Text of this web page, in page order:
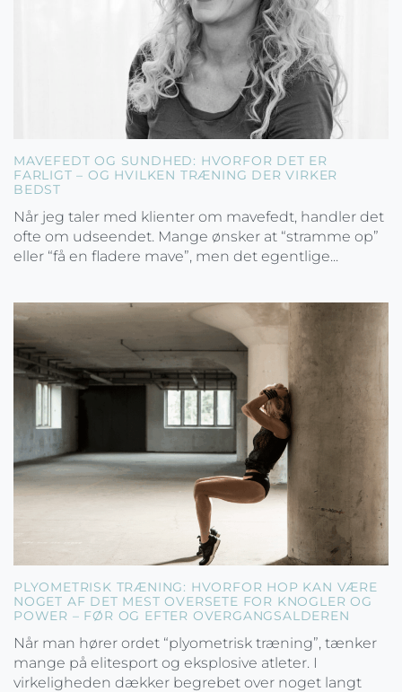
MAVEFEDT OG SUNDHED: HVORFOR DET ER
FARLIGT – OG HVILKEN TRÆNING DER VIRKER
BEDST
Når jeg taler med klienter om mavefedt, handler det
ofte om udseendet. Mange ønsker at “stramme op”
eller “få en fladere mave”, men det egentlige...
PLYOMETRISK TRÆNING: HVORFOR HOP KAN VÆRE
NOGET AF DET MEST OVERSETE FOR KNOGLER OG
POWER – FØR OG EFTER OVERGANGSALDEREN
Når man hører ordet “plyometrisk træning”, tænker
mange på elitesport og eksplosive atleter. I
virkeligheden dækker begrebet over noget langt